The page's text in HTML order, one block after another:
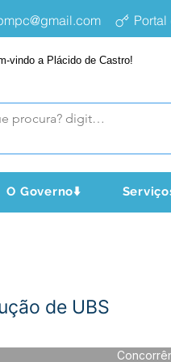
vindo a Plácido de Castro!
O Governo⬇️
de UBS